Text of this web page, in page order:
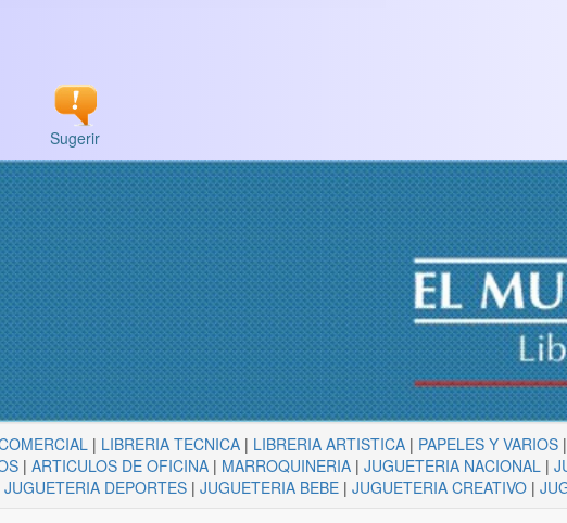
Sugerir
| LIBRERIA TECNICA | LIBRERIA ARTISTICA | PAPELES Y VARIOS
| ARTICULOS DE OFICINA| MARROQUINERIA| JUGUETERIA NACIONAL |
JUGUETERIA DEPORTES| JUGUETERIA BEBE| JUGUETERIA CREATIVO|